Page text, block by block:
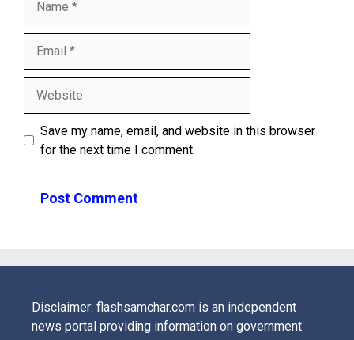
Save my name, email, and website in this browser
for the next time I comment.
Disclaimer: flashsamchar.com is an independent
news portal providing information on government